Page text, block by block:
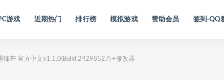
游戏 近期热门 排行榜 模拟游戏 赞助会员 签到-QQ
锋芒 官方中文v1.1.0(Build.24298527) +修改器